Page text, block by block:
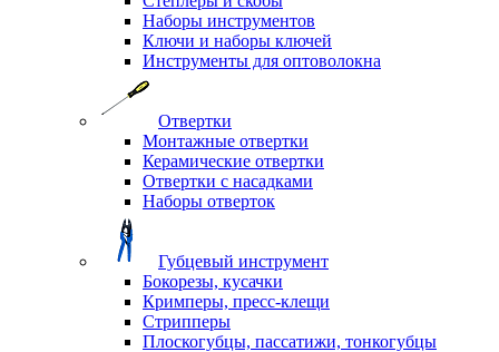
Наборы инструментов
Ключи и наборы ключей
Инструменты для оптоволокна
Отвертки
Монтажные отвертки
Керамические отвертки
Отвертки с насадками
Наборы отверток
Губцевый инструмент
Бокорезы, кусачки
Кримперы, пресс-клещи
Стрипперы
Плоскогубцы, пассатижи, тонкогубцы